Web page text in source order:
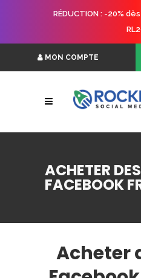
RÉDUCTION : -20%
MON COMPTE
ACHETER
FACEBOOK
Acheter